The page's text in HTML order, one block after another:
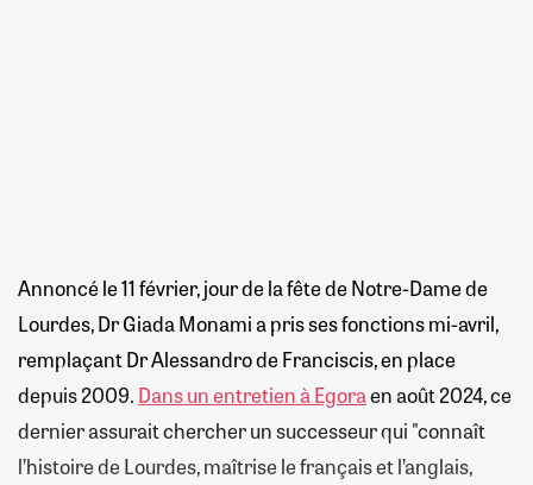
Annoncé le 11 février, jour de la fête de Notre-Dame de
Lourdes, Dr Giada Monami a pris ses fonctions mi-avril,
remplaçant Dr Alessandro de Franciscis, en place
depuis 2009. Dans un entretien à Egoraen août 2024, ce
dernier assurait chercher un successeur qui "connaît
l’histoire de Lourdes, maîtrise le français et l’anglais,